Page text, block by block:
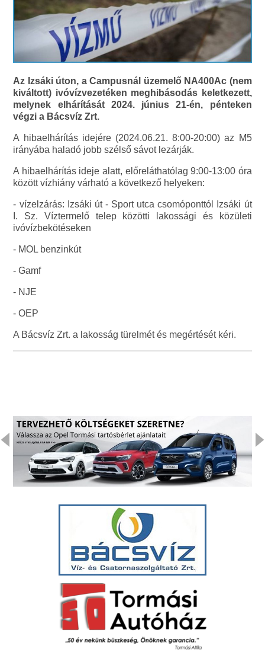
Az Izsáki úton, a Campusnál üzemelő NA400Ac (nem
kiváltott) ivóvízvezetéken meghibásodás keletkezett,
melynek elhárítását 2024. június 21-én, pénteken
végzi a Bácsvíz Zrt.
A hibaelhárítás idejére (2024.06.21. 8:00-20:00) az M5
irányába haladó jobb szélső sávot lezárják.
A hibaelhárítás ideje alatt, előreláthatólag 9:00-13:00 óra
között vízhiány várható a következő helyeken:
- vízelzárás: Izsáki út - Sport utca csomóponttól Izsáki út
I. Sz. Víztermelő telep közötti lakossági és közületi
ivóvízbekötéseken
- MOL benzinkút
- Gamf
- NJE
- OEP
A Bácsvíz Zrt. a lakosság türelmét és megértését kéri.